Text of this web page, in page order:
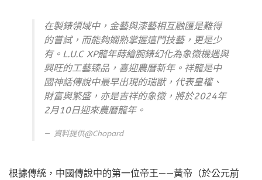
在製錶領域中，金藝與漆藝相互融匯是難得
的嘗試，而能夠嫻熟掌握這門技藝，更是少
有。L.U.C XP龍年蒔繪腕錶幻化為象徵機遇與
興旺的工藝臻品，喜迎農曆新年。祥龍是中
國神話傳說中最早出現的瑞獸，代表皇權、
財富與繁盛，亦是吉祥的象徵，將於2024年
2月10日迎來農曆龍年。
資料提供@Chopard
根據傳統，中國傳說中的第一位帝王——黃帝（於公元前